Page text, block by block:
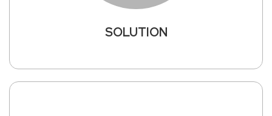
SOLUTION